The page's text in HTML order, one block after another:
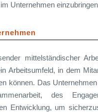
Unternehmen einzubringen
mittelständischer
Arbeitsumfeld, in dem
können. Das
des
Entwicklung, um